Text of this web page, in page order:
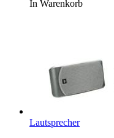
In Warenkorb
Lautsprecher